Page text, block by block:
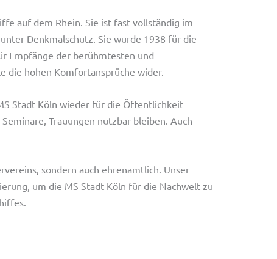
auf dem Rhein. Sie ist fast vollständig im
Denkmalschutz. Sie wurde 1938 für die
Empfänge der berühmtesten und
die hohen Komfortansprüche wider.
Stadt Köln wieder für die Öffentlichkeit
Trauungen nutzbar bleiben. Auch
sondern auch ehrenamtlich. Unser
um die MS Stadt Köln für die Nachwelt zu